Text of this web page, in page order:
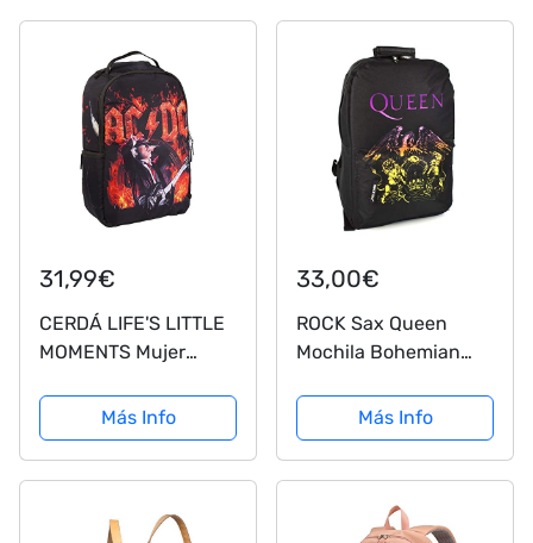
31,99€
CERDÁ LIFE'S LITTLE
MOMENTS Mujer
Licencia Oficial, Rojo,
Grande-Mochila con
el tamaño Ideal para
ordenado
Más Info
33,00€
ROCK Sax Queen
Mochila Bohemian
Más Info